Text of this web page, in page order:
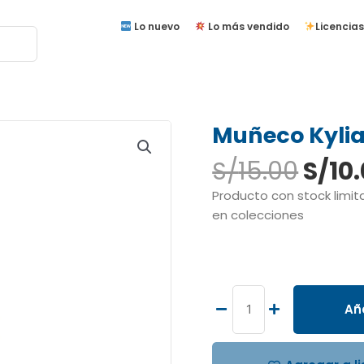
Lo nuevo Lo más vendido Licencias
Muñeco
S/15.00El
era:
S/
Producto con stock
en colecciones
Kylian
Mbappé
cantidad